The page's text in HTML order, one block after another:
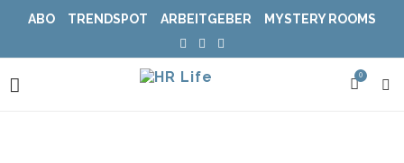
ABO TRENDSPOT ARBEITGEBER MYSTERY ROOMS
0